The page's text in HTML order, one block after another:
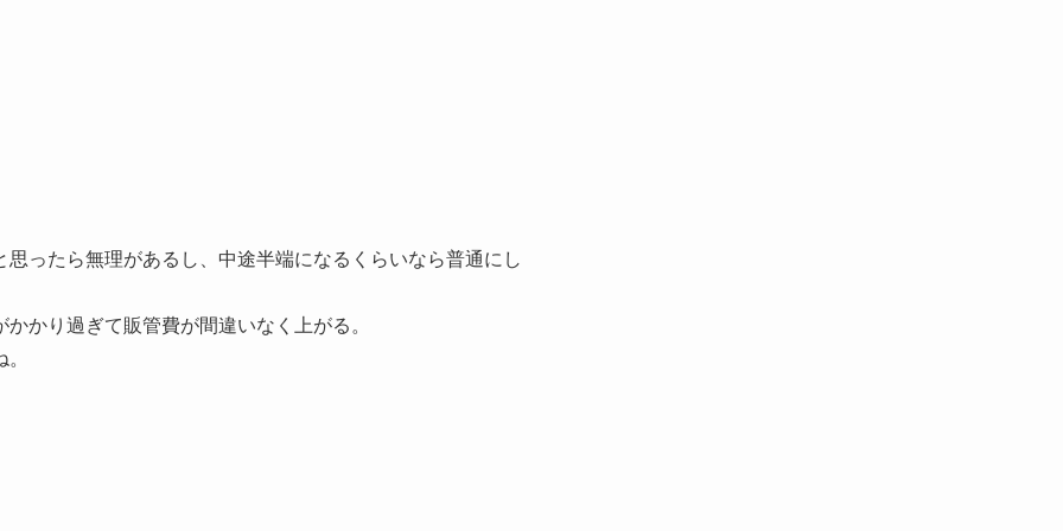
ったら無理があるし、中途半端になるくらいなら普通にし
かり過ぎて販管費が間違いなく上がる。